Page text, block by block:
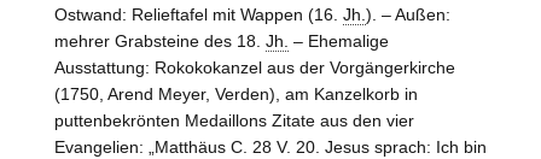
Ostwand: Relieftafel mit Wappen (16. Jh.). – Außen:
mehrer Grabsteine des 18. Jh. – Ehemalige
Ausstattung: Rokokokanzel aus der Vorgängerkirche
(1750, Arend Meyer, Verden), am Kanzelkorb in
puttenbekrönten Medaillons Zitate aus den vier
Evangelien: „Matthäus C. 28 V. 20. Jesus sprach: Ich bin